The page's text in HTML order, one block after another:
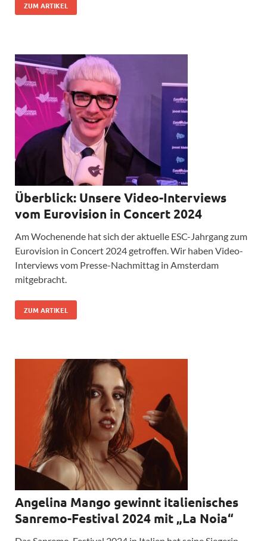
ZUM ARTIKEL
Überblick: Unsere Video-Interviews
vom Eurovision in Concert 2024
Am Wochenende hat sich der aktuelle ESC-Jahrgang zum
Eurovision in Concert 2024 getroffen. Wir haben Video-
Interviews vom Presse-Nachmittag in Amsterdam
mitgebracht.
ZUM ARTIKEL
Angelina Mango gewinnt italienisches
Sanremo-Festival 2024 mit „La Noia“